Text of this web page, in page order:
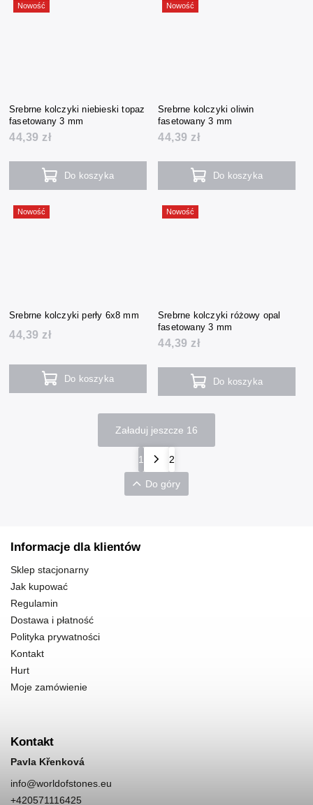
Nowość
Srebrne kolczyki niebieski topaz
fasetowany 3 mm
44,39 zł
Do koszyka
Nowość
Srebrne kolczyki oliwin
fasetowany 3 mm
44,39 zł
Do koszyka
Nowość
Srebrne kolczyki perły 6x8 mm
44,39 zł
Do koszyka
Nowość
Srebrne kolczyki różowy opal
fasetowany 3 mm
44,39 zł
Do koszyka
Załaduj jeszcze 16
1 2
Do góry
Informacje dla klientów
Sklep stacjonarny
Jak kupować
Regulamin
Dostawa i płatność
Polityka prywatności
Kontakt
Hurt
Moje zamówienie
Kontakt
Pavla Křenková
info@worldofstones.eu
+420571116425